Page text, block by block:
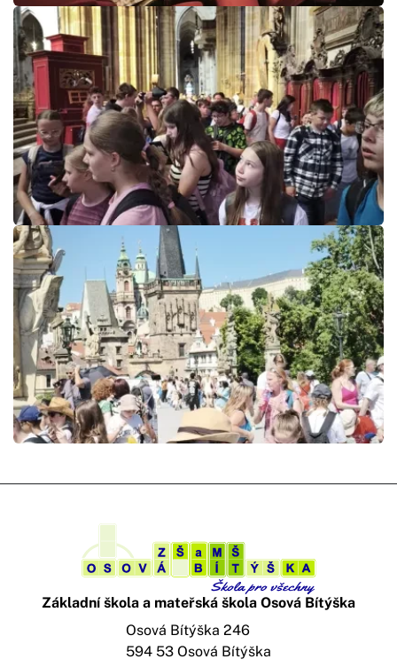
Základní škola a mateřská škola Osová Bítýška
Osová Bítýška 246
594 53 Osová Bítýška